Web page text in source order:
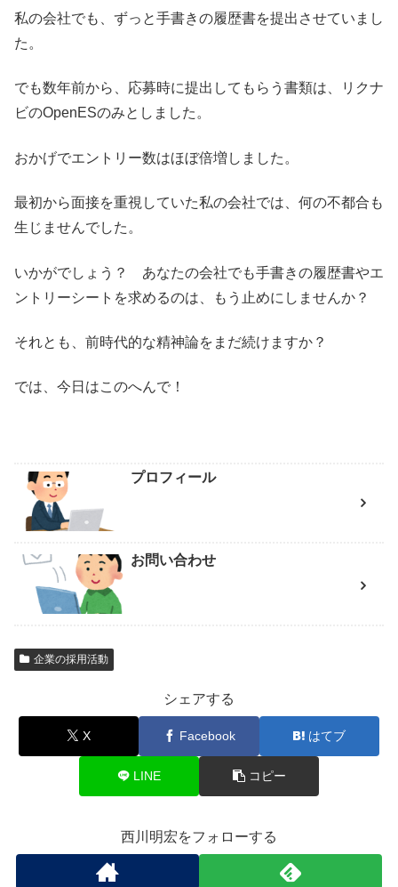
私の会社でも、ずっと手書きの履歴書を提出させていまし
た。
でも数年前から、応募時に提出してもらう書類は、リクナ
ビのOpenESのみとしました。
おかげでエントリー数はほぼ倍増しました。
最初から面接を重視していた私の会社では、何の不都合も
生じませんでした。
いかがでしょう？ あなたの会社でも手書きの履歴書やエ
ントリーシートを求めるのは、もう止めにしませんか？
それとも、前時代的な精神論をまだ続けますか？
では、今日はこのへんで！
プロフィール
お問い合わせ
企業の採用活動
シェアする
X Facebook はてブ
LINE コピー
西川明宏をフォローする